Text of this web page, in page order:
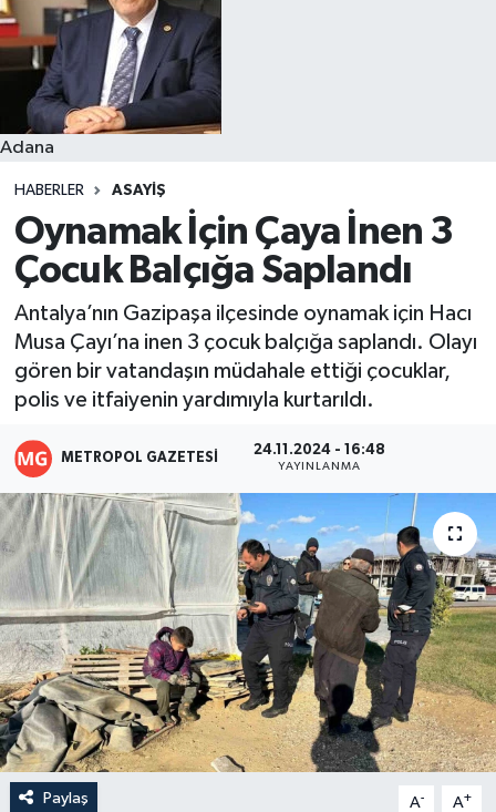
Adana
HABERLER ASAYIŞ
Oynamak İçin Çaya İnen 3
Çocuk Balçığa Saplandı
Antalya’nın Gazipaşa ilçesinde oynamak için Hacı
Musa Çayı’na inen 3 çocuk balçığa saplandı. Olayı
gören bir vatandaşın müdahale ettiği çocuklar,
polis ve itfaiyenin yardımıyla kurtarıldı.
METROPOL GAZETESI 24.11.2024 - 16:48
YAYINLANMA
Paylaş A- A+
Resmi İlanlar